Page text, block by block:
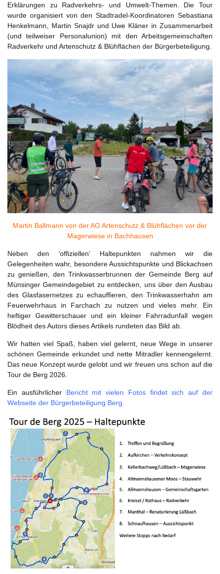
Erklärungen zu Radverkehrs- und Umwelt-Themen. Die Tour
wurde organisiert von den Stadtradel-Koordinatoren Sebastiana
Henkelmann, Martin Snajdr und Uwe Kläner in Zusammenarbeit
(und teilweiser Personalunion) mit den Arbeitsgemeinschaften
Radverkehr und Artenschutz & Blühflächen der Bürgerbeteiligung.
Martin Ballmann von der AG Artenschutz & Blühflächen vor der
Magerwiese in Bachhausen
Neben den ‘offiziellen’ Haltepunkten nahmen wir die
Gelegenheiten wahr, besondere Aussichtspunkte und Blickachsen
zu genießen, den Trinkwasserbrunnen der Gemeinde Berg auf
Münsinger Gemeindegebiet zu entdecken, uns über den Ausbau
des Glasfasernetzes zu echauffieren, den Trinkwasserhahn am
Feuerwehrhaus in Farchach zu nutzen und vieles mehr. Ein
heftiger Gewitterschauer und ein kleiner Fahrradunfall wegen
Blödheit des Autors dieses Artikels rundeten das Bild ab.
Wir hatten viel Spaß, haben viel gelernt, neue Wege in unserer
schönen Gemeinde erkundet und nette Mitradler kennengelernt.
Das neue Konzept wurde gelobt und wir freuen uns schon auf die
Tour de Berg 2026.
Ein ausführlicher Bericht mit vielen Fotos findet sich auf der
Webseite der Bürgerbeteiligung Berg.